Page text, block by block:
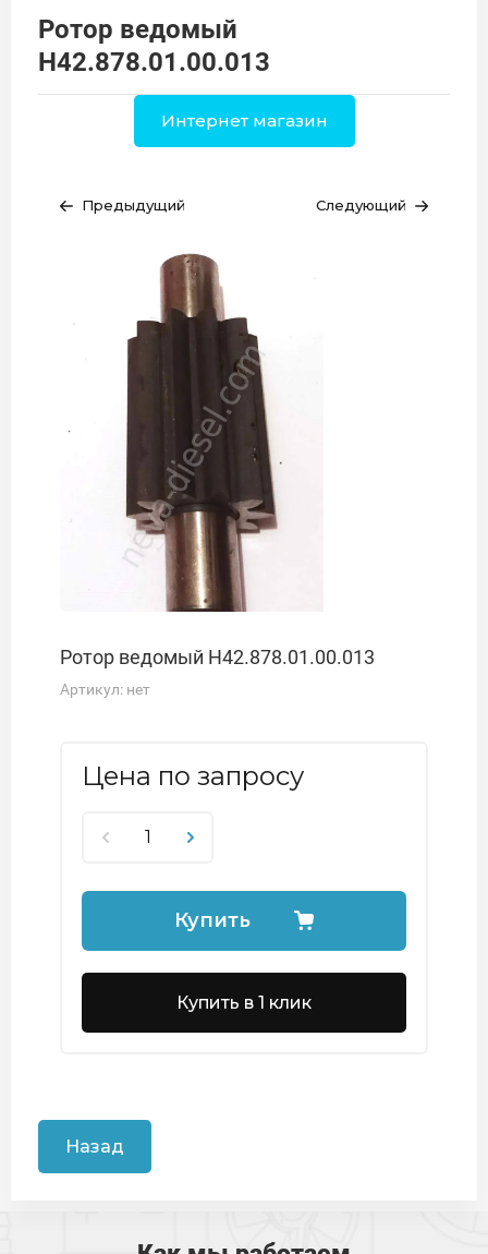
Ротор ведомый
Н42.878.01.00.013
Интернет магазин
Предыдущий Следующий
Ротор ведомый Н42.878.01.00.013
Артикул: нет
Цена по запросу
Купить
Купить в 1 клик
Назад